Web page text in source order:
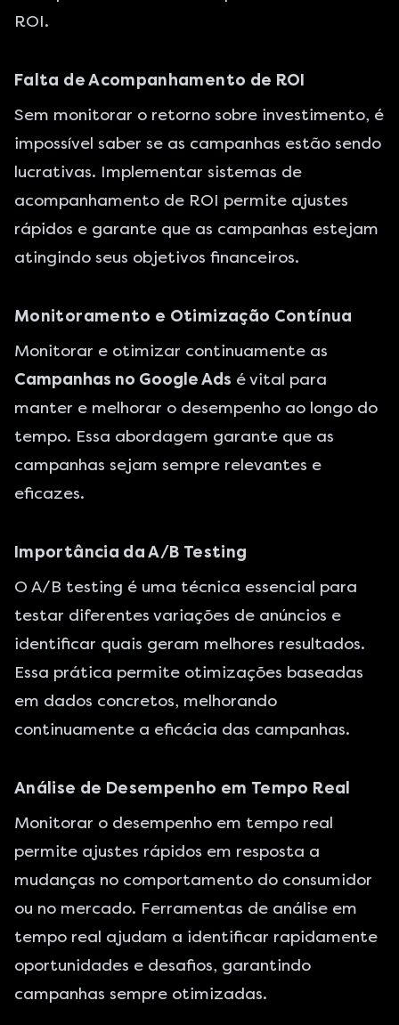
ROI.
Falta de Acompanhamento de ROI
Sem monitorar o retorno sobre investimento, é
impossível saber se as campanhas estão sendo
lucrativas. Implementar sistemas de
acompanhamento de ROI permite ajustes
rápidos e garante que as campanhas estejam
atingindo seus objetivos financeiros.
Monitoramento e Otimização Contínua
Monitorar e otimizar continuamente as
Campanhas no Google Ads é vital para
manter e melhorar o desempenho ao longo do
tempo. Essa abordagem garante que as
campanhas sejam sempre relevantes e
eficazes.
Importância da A/B Testing
O A/B testing é uma técnica essencial para
testar diferentes variações de anúncios e
identificar quais geram melhores resultados.
Essa prática permite otimizações baseadas
em dados concretos, melhorando
continuamente a eficácia das campanhas.
Análise de Desempenho em Tempo Real
Monitorar o desempenho em tempo real
permite ajustes rápidos em resposta a
mudanças no comportamento do consumidor
ou no mercado. Ferramentas de análise em
tempo real ajudam a identificar rapidamente
oportunidades e desafios, garantindo
campanhas sempre otimizadas.